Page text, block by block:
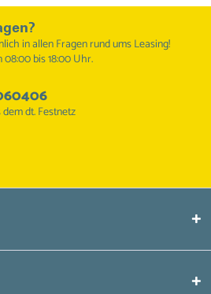
in allen Fragen rund ums Leasing!
bis 18:00 Uhr.
dt. Festnetz